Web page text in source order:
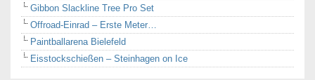
Gibbon Slackline Tree Pro Set
Offroad-Einrad – Erste Meter…
Paintballarena Bielefeld
Eisstockschießen – Steinhagen on Ice